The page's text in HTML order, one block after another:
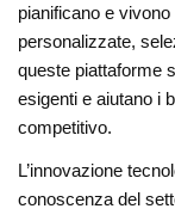
pianificano e
personalizzate,
queste piattaforme
esigenti e aiutano i
competitivo.
L’innovazione
conoscenza del